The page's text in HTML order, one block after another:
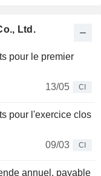
Ltd.
pour le premier
13/05
CI
pour l'exercice clos
09/03
CI
annuel, payable